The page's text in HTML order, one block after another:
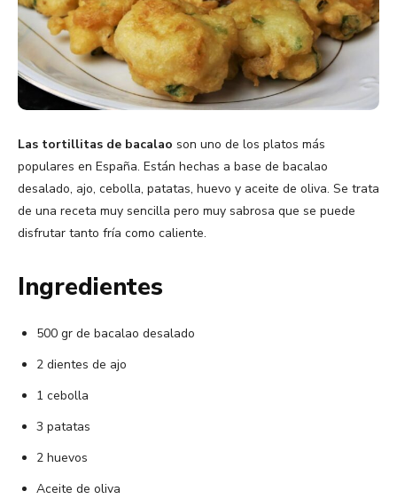
Las tortillitas de bacalao son uno de los platos más
populares en España. Están hechas a base de bacalao
desalado, ajo, cebolla, patatas, huevo y aceite de oliva. Se trata
de una receta muy sencilla pero muy sabrosa que se puede
disfrutar tanto fría como caliente.
Ingredientes
500 gr de bacalao desalado
2 dientes de ajo
1 cebolla
3 patatas
2 huevos
Aceite de oliva